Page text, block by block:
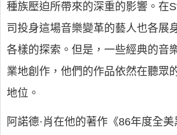
種族壓迫所帶來的深重的影響。在
司投身這場音樂變革的藝人也各展
各樣的探索。但是，一些經典的音
業地創作，他們的作品依然在聽眾
地位。
阿諾德·肖在他的著作《86年度全美